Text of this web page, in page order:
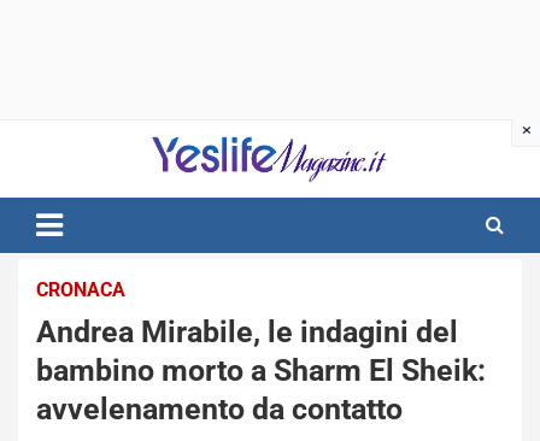
notizie di intrattenimento
CRONACA
Andrea Mirabile, le indagini del
bambino morto a Sharm El Sheik:
avvelenamento da contatto